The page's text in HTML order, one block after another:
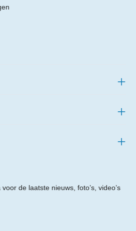
de laatste nieuws, foto’s, video’s